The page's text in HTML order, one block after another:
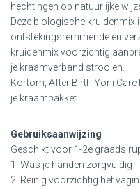
hechtingen op natuurlijke
Deze biologische kruidenmix
ontstekingsremmende en
kruidenmix voorzichtig
je kraamverband strooien.
Kortom, After Birth Yoni Care
je kraampakket.
Gebruiksaanwijzing
Geschikt voor 1-2e graads
1. Was je handen zorgvuldig
2. Reinig voorzichtig het